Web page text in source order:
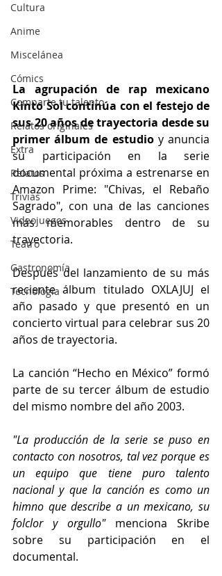
Cultura
Anime
Miscelánea
Cómics
Comparte tu talento
Relatos originales
Extra
Relatos
Trivias
Videojuegos
Teatro
Gastronomía
Tecnología
La agrupación de rap mexicano
Kinto Sol continúa con el festejo de
sus 20 años de trayectoria desde su
primer álbum de estudio y anuncia
su participación en la serie
documental próxima a estrenarse en
Amazon Prime: "Chivas, el Rebaño
Sagrado", con una de las canciones
más memorables dentro de su
trayectoria.
Después del lanzamiento de su más
reciente álbum titulado OXLAJUJ el
año pasado y que presentó en un
concierto virtual para celebrar sus 20
años de trayectoria.
La canción “Hecho en México” formó
parte de su tercer álbum de estudio
del mismo nombre del año 2003.
"La producción de la serie se puso en
contacto con nosotros, tal vez porque es
un equipo que tiene puro talento
nacional y que la canción es como un
himno que describe a un mexicano, su
folclor y orgullo" menciona Skribe
sobre su participación en el
documental.